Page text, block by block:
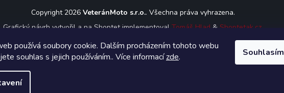
používá soubory cookie. Dalším procházením tohoto webu
souhlas s jejich používáním.. Více informacízde. Souhlasím
Copyright 2026 VeteránMoto s.r.o.. Všechna práva vyhrazena.
Grafický návrh vytvořil a na Shoptet implementoval Tomáš Hlad & Shoptetak.cz.
Vytvořil Shoptet